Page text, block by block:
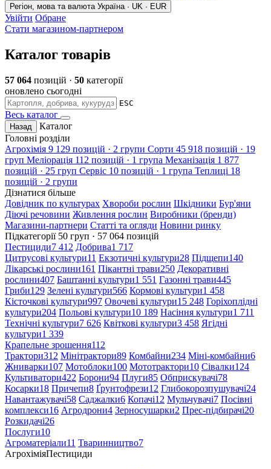
Регіон, мова та валюта Україна · UK · EUR
Увійти Обране
Стати магазином-партнером
Каталог товарів
57 064 позицій · 50 категорії
оновлено сьогодні
ESC
Весь каталог
Назад
Каталог
Головні розділи
Агрохімія 9 129 позицій · 2 групи Сорти 45 918 позицій · 19
груп Меліорація 112 позицій · 1 група Механізація 1 877
позицій · 25 груп Сервіс 10 позицій · 1 група Теплиці 18
позицій · 2 групи
Дізнатися більше
Довідник по культурах Хвороби рослин Шкідники Бур'яни
Діючі речовини Живлення рослин Виробники (бренди)
Магазини-партнери Статті та огляди Новини ринку
Підкатегорії 50 груп · 57 064 позицій
Пестициди7 412 Добрива1 717
Цитрусові культури11 Екзотичні культури28 Підщепи140
Лікарські рослини161 Пікантні трави250 Декоративні
рослини407 Баштанні культури1 551 Газонні трави445
Гриби129 Зелені культури566 Кормові культури1 458
Кісточкові культури997 Овочеві культури15 248 Горіхоплідні
культури204 Польові культури10 189 Насіння культури1 711
Технічні культури7 626 Квіткові культури3 458 Ягідні
культури1 339
Крапельне зрошення112
Трактори312 Мінітрактори89 Комбайни234 Міні-комбайни6
Жниварки107 Мотоблоки100 Мототрактори10 Сівалки124
Культиватори422 Борони94 Плуги85 Обприскувачі78
Косарки18 Причепи8 Ґрунтофрези12 Глибокорозпушувачі24
Навантажувачі58 Саджалки6 Копачі12 Мульчувачі7 Посівні
комплекси16 Агродрони4 Зерносушарки2 Прес-підбирачі20
Розкидачі26
Послуги10
Агроматеріали11 Тваринництво7
АгрохіміяПестициди